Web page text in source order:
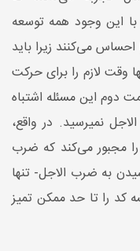
این وجود همه توسعه
می‌کنند زیرا باید
وقت لازم را برای حرکت
دوم این مسئله اشتباه
نمیرسید. در واقع،
مجبور می‌کند که ضرب
به ضرب الاجل- تنها
کد را تا حد ممکن تمیز